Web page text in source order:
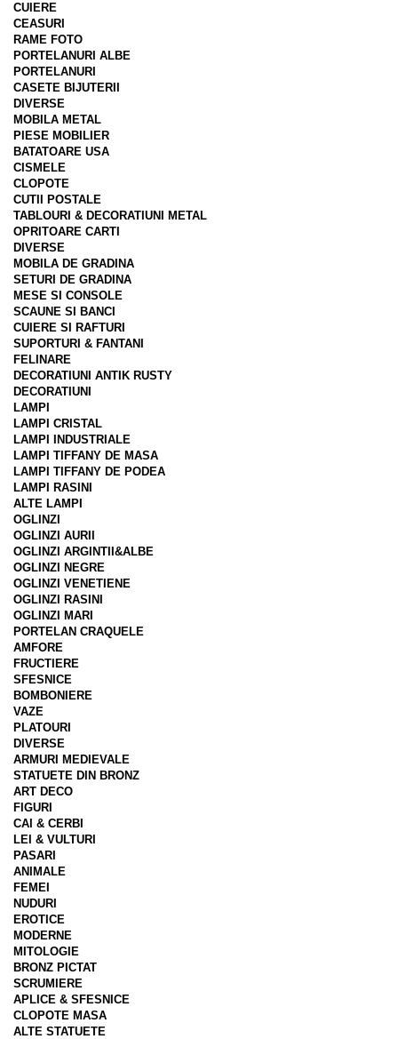
CUIERE
CEASURI
RAME FOTO
PORTELANURI ALBE
PORTELANURI
CASETE BIJUTERII
DIVERSE
MOBILA METAL
PIESE MOBILIER
BATATOARE USA
CISMELE
CLOPOTE
CUTII POSTALE
TABLOURI & DECORATIUNI METAL
OPRITOARE CARTI
DIVERSE
MOBILA DE GRADINA
SETURI DE GRADINA
MESE SI CONSOLE
SCAUNE SI BANCI
CUIERE SI RAFTURI
SUPORTURI & FANTANI
FELINARE
DECORATIUNI ANTIK RUSTY
DECORATIUNI
LAMPI
LAMPI CRISTAL
LAMPI INDUSTRIALE
LAMPI TIFFANY DE MASA
LAMPI TIFFANY DE PODEA
LAMPI RASINI
ALTE LAMPI
OGLINZI
OGLINZI AURII
OGLINZI ARGINTII&ALBE
OGLINZI NEGRE
OGLINZI VENETIENE
OGLINZI RASINI
OGLINZI MARI
PORTELAN CRAQUELE
AMFORE
FRUCTIERE
SFESNICE
BOMBONIERE
VAZE
PLATOURI
DIVERSE
ARMURI MEDIEVALE
STATUETE DIN BRONZ
ART DECO
FIGURI
CAI & CERBI
LEI & VULTURI
PASARI
ANIMALE
FEMEI
NUDURI
EROTICE
MODERNE
MITOLOGIE
BRONZ PICTAT
SCRUMIERE
APLICE & SFESNICE
CLOPOTE MASA
ALTE STATUETE